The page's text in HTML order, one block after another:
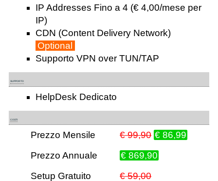
IP Addresses Fino a 4 (€ 4,00/mese per
IP)
CDN (Content Delivery Network)
Optional
Supporto VPN over TUN/TAP
SUPPORTO
HelpDesk Dedicato
COSTI
Prezzo Mensile € 99,90 € 86,99
Prezzo Annuale
€ 869,90
Setup Gratuito
€ 59,00